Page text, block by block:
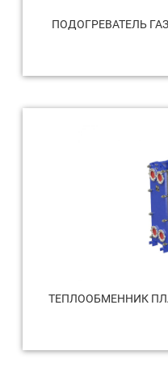
ПОДОГРЕВАТЕЛЬ
ТЕПЛООБМЕННИК